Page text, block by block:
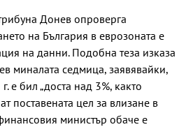
Донев опроверга
на България в еврозоната е
на данни. Подобна теза изказа
миналата седмица, заявявайки,
е бил „доста над 3%, както
поставената цел за влизане в
министър обаче е